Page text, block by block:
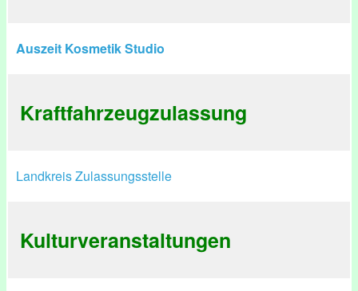
Auszeit Kosmetik Studio
Kraftfahrzeugzulassung
Landkreis Zulassungsstelle
Kulturveranstaltungen